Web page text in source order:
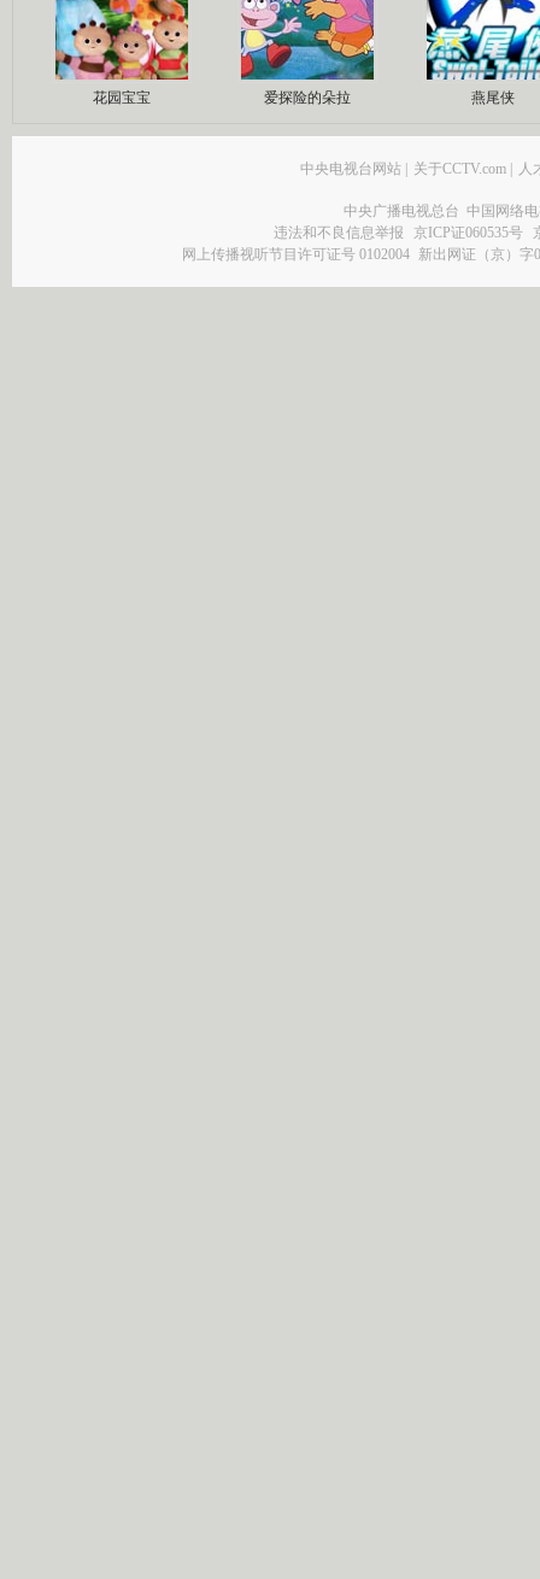
花园宝宝 爱探险的朵拉 燕尾侠
中央电视台网站 | 关于CCTV.com | 人
中央广播电视总台 中国网络
违法和不良信息举报
京ICP证060535号
网上传播视听节目许可证号 0102004 新出网证（京）